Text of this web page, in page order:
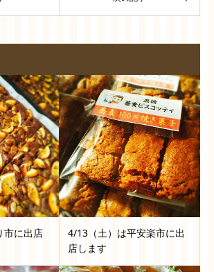
市に出店
4/13（土）は平安楽市に出
店します